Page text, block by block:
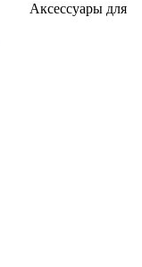
Аксессуары для